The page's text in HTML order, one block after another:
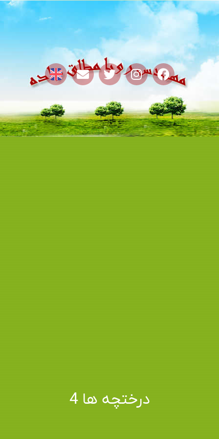
درختچه ها 4